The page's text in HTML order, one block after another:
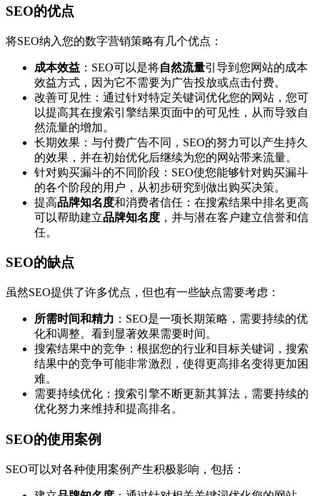
SEO的优点
将SEO纳入您的数字营销策略有几个优点：
成本效益 ：SEO可以是将自然流量引导到您网站的成本
效益方式，因为它不需要为广告投放或点击付费。
改善可见性：通过针对特定关键词优化您的网站，您可
以提高其在搜索引擎结果页面中的可见性，从而导致自
然流量的增加。
长期效果：与付费广告不同，SEO的努力可以产生持久
的效果，并在初始优化后继续为您的网站带来流量。
针对购买漏斗的不同阶段：SEO使您能够针对购买漏斗
的各个阶段的用户，从初步研究到做出购买决策。
提高品牌知名度和消费者信任：在搜索结果中排名更高
可以帮助建立品牌知名度 ，并与潜在客户建立信誉和信
任。
SEO的缺点
虽然SEO提供了许多优点，但也有一些缺点需要考虑：
所需时间和精力 ：SEO是一项长期策略，需要持续的优
化和调整。看到显著效果需要时间。
搜索结果中的竞争：根据您的行业和目标关键词，搜索
结果中的竞争可能非常激烈，使得更高排名变得更加困
难。
需要持续优化：搜索引擎不断更新其算法，需要持续的
优化努力来维持和提高排名。
SEO的使用案例
SEO可以对各种使用案例产生积极影响，包括：